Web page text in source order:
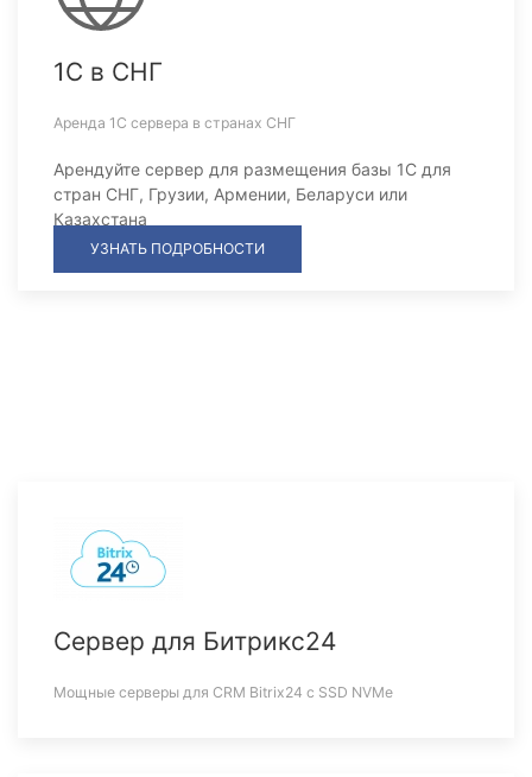
1С в СНГ
Аренда 1С сервера в странах СНГ
Арендуйте сервер для размещения базы 1С для
стран СНГ, Грузии, Армении, Беларуси или
Казахстана
УЗНАТЬ ПОДРОБНОСТИ
Сервер для Битрикс24
Мощные серверы для CRM Bitrix24 c SSD NVMe